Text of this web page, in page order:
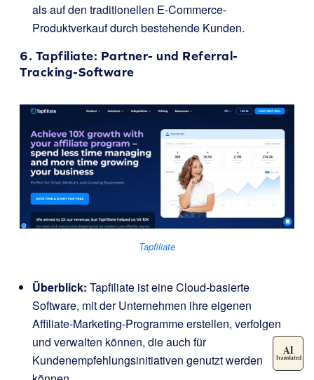
als auf den traditionellen E-Commerce-
Produktverkauf durch bestehende Kunden.
6. Tapfiliate: Partner- und Referral-
Tracking-Software
Tapfiliate
Überblick: Tapfiliate ist eine Cloud-basierte
Software, mit der Unternehmen ihre eigenen
Affiliate-Marketing-Programme erstellen, verfolgen
und verwalten können, die auch für
Kundenempfehlungsinitiativen genutzt werden